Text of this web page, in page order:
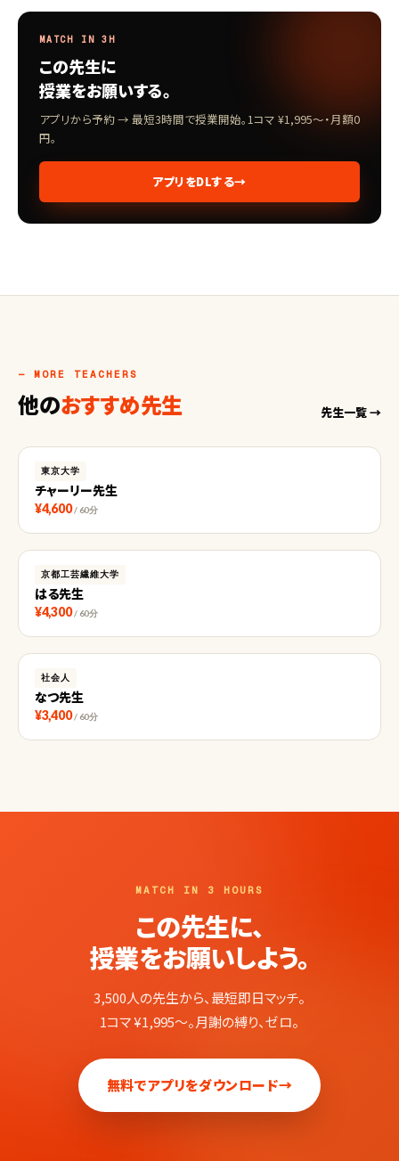
MATCH IN 3H
この先生に
授業をお願いする。
アプリから予約 → 最短3時間で授業開始。1コマ ¥1,995〜・月額0
円。
アプリをDLする→
— MORE TEACHERS
他のおすすめ先生 先生一覧 →
東京大学
チャーリー先生
¥4,600 / 60分
京都工芸繊維大学
はる先生
¥4,300 / 60分
社会人
なつ先生
¥3,400 / 60分
MATCH IN 3 HOURS
この先生に、
授業をお願いしよう。
3,500人の先生から、最短即日マッチ。
1コマ ¥1,995〜。月謝の縛り、ゼロ。
無料でアプリをダウンロード→